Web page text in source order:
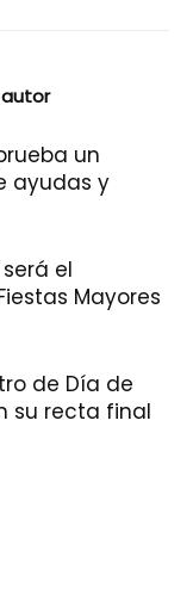
un
ayudas y
el
Mayores
de Día de
su recta final